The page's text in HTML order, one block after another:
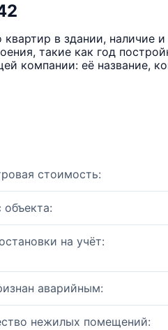
в здании, наличие и
такие как год
компании: её название,
стоимость:
объекта:
на учёт:
аварийным:
нежилых помещений: